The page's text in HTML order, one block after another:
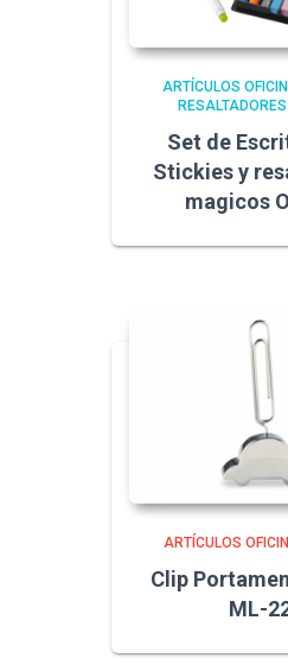
ARTÍCULOS
Set de
Stickies y
magicos
ARTÍCULOS
Clip
ML-